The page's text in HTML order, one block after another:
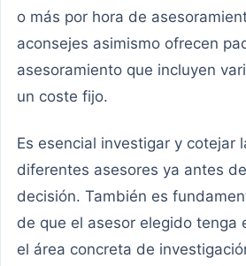
o más por hora de
aconsejes asimismo ofrecen
asesoramiento que incluyen
un coste fijo.
Es esencial investigar y cotejar
diferentes asesores ya antes
decisión. También es
de que el asesor elegido tenga
el área concreta de